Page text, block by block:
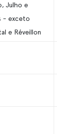
Julho e
- exceto
e Réveillon